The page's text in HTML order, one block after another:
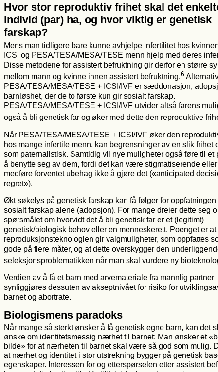
Hvor stor reproduktiv frihet skal det
individ (par) ha, og hvor viktig er genetisk
farskap?
Mens man tidligere bare kunne avhjelpe infertilitet hos
ICSI og PESA/TESA/MESA/TESE menn hjelp med deres
Disse metodene for assistert befruktning gir derfor en større
mellom mann og kvinne innen assistert befruktning.6
PESA/TESA/MESA/TESE + ICSI/IVF er sæddonasjon,
barnløshet, der de to første kun gir sosialt farskap.
PESA/TESA/MESA/TESE + ICSI/IVF utvider altså farens
også å bli genetisk far og øker med dette den reproduktive
Når PESA/TESA/MESA/TESE + ICSI/IVF øker den
hos mange infertile menn, kan begrensninger av en slik frihet
som paternalistisk. Samtidig vil nye muligheter også føre til et
å benytte seg av dem, fordi det kan være stigmatiserende eller
medføre forventet ubehag ikke å gjøre det («anticipated
regret»).
Økt søkelys på genetisk farskap kan få følger for oppfatningen
sosialt farskap alene (adopsjon). For mange dreier dette seg
spørsmålet om hvorvidt det å bli genetisk far er et (legitimt)
genetisk/biologisk behov eller en menneskerett. Poenget er at
reproduksjonsteknologien gir valgmuligheter, som oppfattes
gode på flere måter, og at dette overskygger den
seleksjonsproblematikken når man skal vurdere ny
Verdien av å få et barn med arvemateriale fra mannlig partner
synliggjøres dessuten av akseptnivået for risiko for
barnet og abortrate.
Biologismens paradoks
Når mange så sterkt ønsker å få genetisk egne barn, kan det
ønske om identitetsmessig nærhet til barnet: Man ønsker et
bilde» for at nærheten til barnet skal være så god som mulig.
at nærhet og identitet i stor utstrekning bygger på genetisk
egenskaper. Interessen for og etterspørselen etter assistert